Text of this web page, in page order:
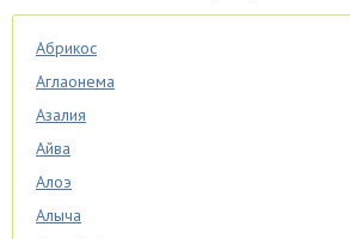
Абрикос
Аглаонема
Азалия
Айва
Алоэ
Алыча